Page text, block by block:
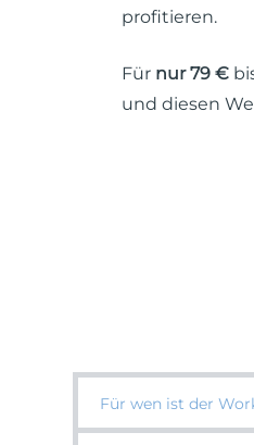
profitieren.
Für nur 79 €
und diesen
Für wen ist der